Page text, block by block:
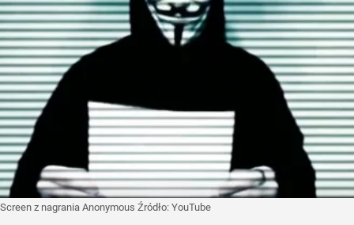
Screen z nagrania Anonymous Źródło: YouTube